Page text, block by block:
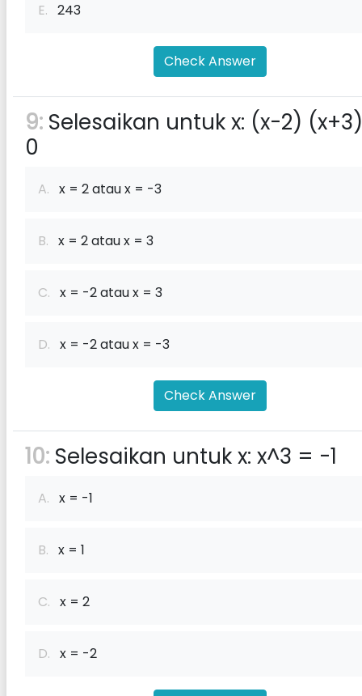
E. 243
Check Answer
9: Selesaikan untuk x: (x-2)
0
A. x = 2 atau x = -3
B. x = 2 atau x = 3
C. x = -2 atau x = 3
D. x = -2 atau x = -3
Check Answer
10: Selesaikan untuk x: x^3 = -1
A. x = -1
B. x = 1
C. x = 2
D. x = -2